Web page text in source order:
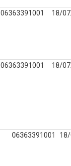
06363391001 18/
06363391001 18/
06363391001